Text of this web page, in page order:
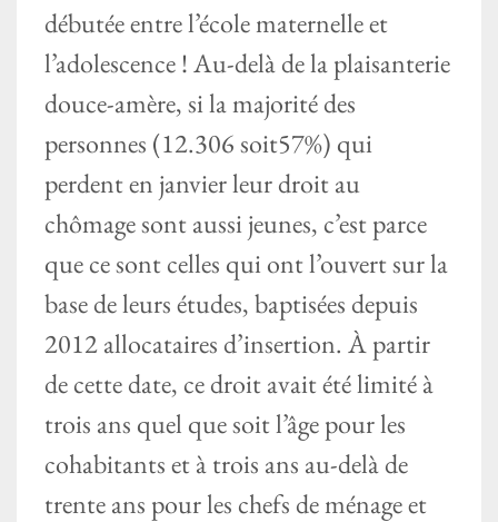
débutée entre l’école maternelle et
l’adolescence ! Au-delà de la plaisanterie
douce-amère, si la majorité des
personnes (12.306 soit57%) qui
perdent en janvier leur droit au
chômage sont aussi jeunes, c’est parce
que ce sont celles qui ont l’ouvert sur la
base de leurs études, baptisées depuis
2012 allocataires d’insertion. À partir
de cette date, ce droit avait été limité à
trois ans quel que soit l’âge pour les
cohabitants et à trois ans au-delà de
trente ans pour les chefs de ménage et